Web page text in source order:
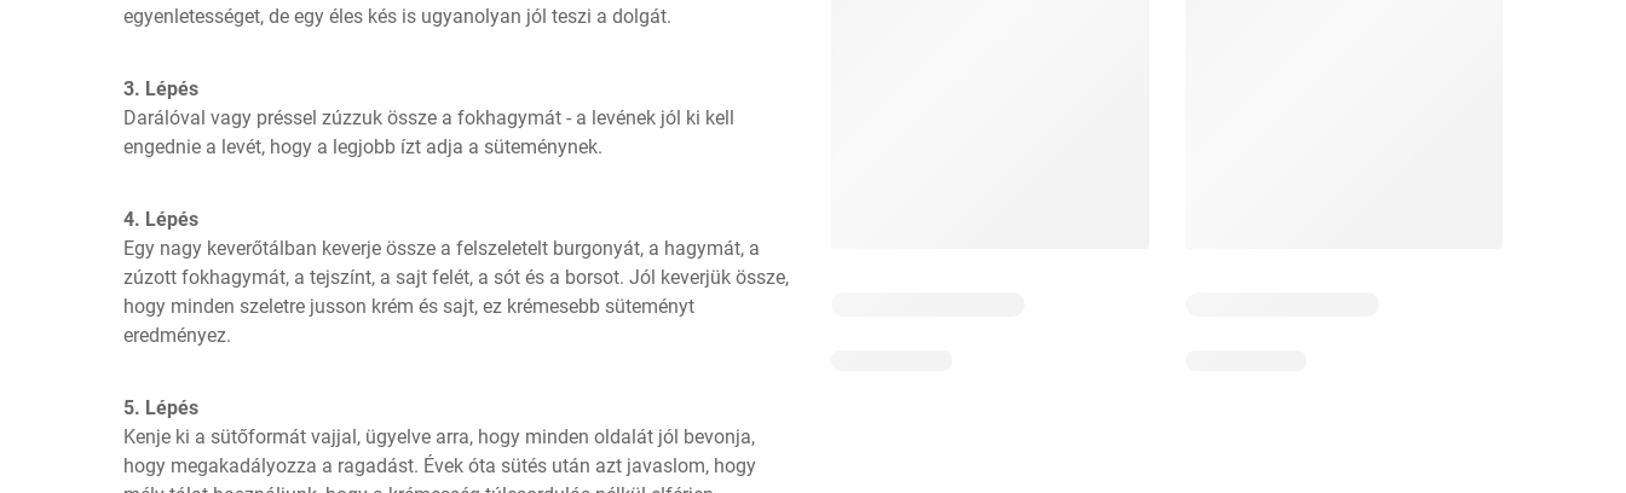
egyenletességet, de egy éles kés is ugyanolyan jól teszi a dolgát.
3. Lépés
Darálóval vagy préssel zúzzuk össze a fokhagymát - a levének jól ki kell
engednie a levét, hogy a legjobb ízt adja a süteménynek.
4. Lépés
Egy nagy keverőtálban keverje össze a felszeletelt burgonyát, a hagymát, a
zúzott fokhagymát, a tejszínt, a sajt felét, a sót és a borsot. Jól keverjük össze,
hogy minden szeletre jusson krém és sajt, ez krémesebb süteményt
eredményez.
5. Lépés
Kenje ki a sütőformát vajjal, ügyelve arra, hogy minden oldalát jól bevonja,
hogy megakadályozza a ragadást. Évek óta sütés után azt javaslom, hogy